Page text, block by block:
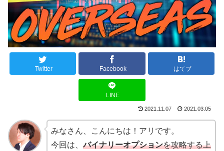
Twitter Facebook はてブ
LINE
2021.11.07 2021.03.05
みなさん、こんにちは！アリです。
今回は、バイナリーオプションを攻略する上